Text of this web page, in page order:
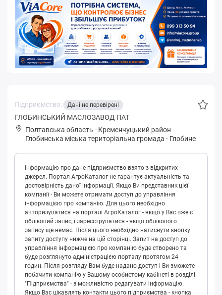
Підприємство: Дані не перевірені
ГЛОБИНСЬКИЙ МАСЛОЗАВОД ПАТ
Полтавська область - Кременчуцький район -
Глoбинськa міська територіальна громада - Глобине
Інформацію про дане підприємство взято з відкритих
джерел. Портал АгроКаталог не гарантує актуальність та
достовірність даної інформації. Якщо Ви представник цієї
компанії - Ви можете отримати доступ до управління
інформацією про компанію. Для цього необхідно
авторизуватися на порталі АгроКаталог - якщо у Вас вже є
обліковий запис, і зареєструватися - якщо облікового
запису ще немає. Після цього необхідно натиснути кнопку
запиту доступу нижче на цій сторінці. Запит на доступ до
управління інформацією про компанію буде створено та
буде розглянуто адміністрацією порталу протягом 24
годин. Після розгляду Вам буде надано доступ і Ви зможете
побачити компанію у Вашому особистому кабінеті в розділі
"Підприємства" - з можливістю редагувати інформацію.
Якщо Вас цікавлять контакти цього підприємства - кнопка